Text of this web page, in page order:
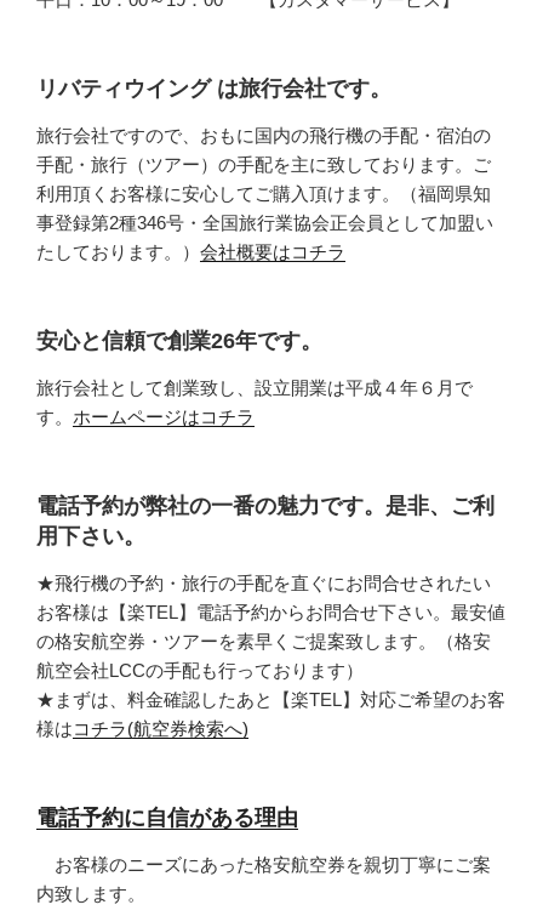
リバティウイング は旅行会社です。
旅行会社ですので、おもに国内の飛行機の手配・宿泊の
手配・旅行（ツアー）の手配を主に致しております。ご
利用頂くお客様に安心してご購入頂けます。（福岡県知
事登録第2種346号・全国旅行業協会正会員として加盟い
たしております。） 会社概要はコチラ
安心と信頼で創業26年です。
旅行会社として創業致し、設立開業は平成４年６月で
す。 ホームページはコチラ
電話予約が弊社の一番の魅力です。是非、ご利
用下さい。
★飛行機の予約・旅行の手配を直ぐにお問合せされたい
お客様は【楽TEL】電話予約からお問合せ下さい。最安値
の格安航空券・ツアーを素早くご提案致します。（格安
航空会社LCCの手配も行っております）
★まずは、料金確認したあと【楽TEL】対応ご希望のお客
様はコチラ(航空券検索へ)
電話予約に自信がある理由
お客様のニーズにあった格安航空券を親切丁寧にご案
内致します。